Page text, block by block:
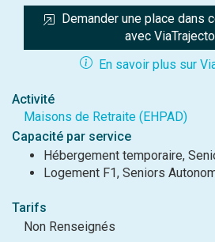
Demander une place dans
avec
En savoir plus sur
Activité
Maisons de Retraite (EHPAD)
Capacité par service
Hébergement temporaire,
Logement F1, Seniors
Tarifs
Non Renseignés